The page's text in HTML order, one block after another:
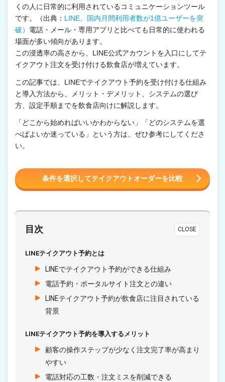
くの人に日常的に利用されているコミュニケーションツール
です。（出典： LINE、国内月間利用者数が1億ユーザーを突
破） 電話・メール・専用アプリと比べても日常的に使われる
場面が多い傾向があります。
この浸透率の高さから、LINE公式アカウントを入口にしてテ
イクアウト注文を受け付ける飲食店が増えています。
この記事では、LINEでテイクアウト予約を受け付ける仕組み
と導入方法から、メリット・デメリット、システムの選び
方、設定手順までを飲食店向けに解説します。
「どこから始めればいいかわからない」「どのシステムを選
べばよいか迷っている」という方は、ぜひ参考にしてくださ
い。
条件を選択してテイクアウトオーダーを比較
目次 CLOSE
LINEテイクアウト予約とは
LINEでテイクアウト予約ができる仕組み
電話予約・ポータルサイト注文との違い
LINEテイクアウト予約が飲食店に注目されている
背景
LINEテイクアウト予約を導入するメリット
顧客の操作ステップが少なく注文完了率が高まり
やすい
電話対応の工数・注文ミスを削減できる